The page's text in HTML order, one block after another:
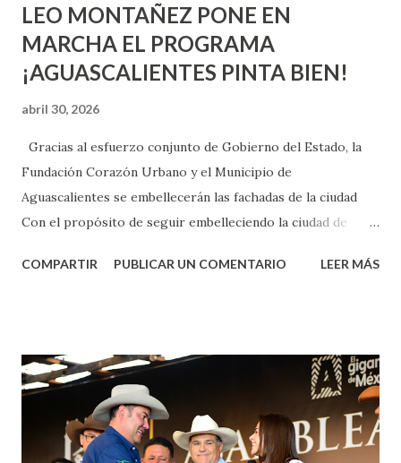
LEO MONTAÑEZ PONE EN
MARCHA EL PROGRAMA
¡AGUASCALIENTES PINTA BIEN!
abril 30, 2026
Gracias al esfuerzo conjunto de Gobierno del Estado, la
Fundación Corazón Urbano y el Municipio de
Aguascalientes se embellecerán las fachadas de la ciudad
Con el propósito de seguir embelleciendo la ciudad de
municipal, Leo Montañez dio inicio al programa
Corazón Urbano y el Municipio capital. Leo Montañez
informó que en este programa se usarán cerca de 90 mil
metros cuadrados de pintura, para dar inicio en la calle
Nieto, entre Jesús F. Elizondo y la calle 22 de Octubre, con
COMPARTIR PUBLICAR UN COMENTARIO LEER MÁS